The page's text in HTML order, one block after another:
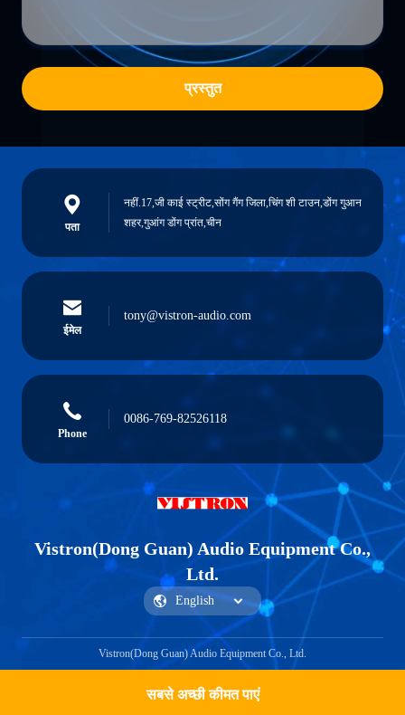
सबसे अच्छी कीमत पाएं
प्रस्तुत
पता
नहीं.17,जी काई स्ट्रीट,सोंग गैंग जिला,चिंग शी टाउन,डोंग गुआन
शहर,गुआंग डोंग प्रांत,चीन
ईमेल
tony@vistron-audio.com
Phone
0086-769-82526118
Vistron(Dong Guan) Audio Equipment Co.,
Ltd.
Vistron(Dong Guan) Audio Equipment Co., Ltd.
Get a Quote